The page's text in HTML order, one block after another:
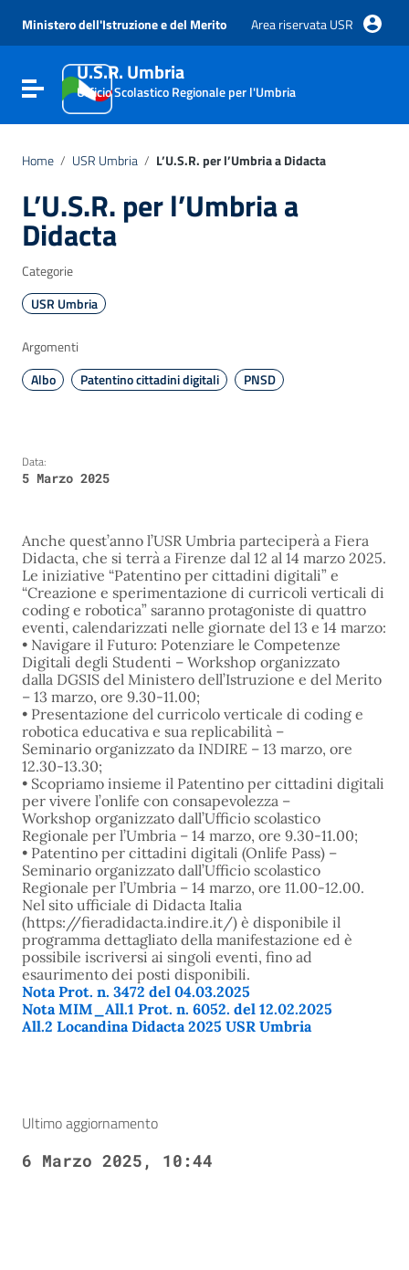
Vai al menu di navigazione
Vai al footer
Ministero dell'Istruzione e del Merito Area riservata USR
Attiva / disattiva la navigazione
U.S.R. Umbria
Ufficio Scolastico Regionale per l'Umbria
Home / USR Umbria / L’U.S.R. per l’Umbria a Didacta
L’U.S.R. per l’Umbria a
Didacta
Categorie
USR Umbria
Argomenti
Albo
Patentino cittadini digitali PNSD
Data:
5 Marzo 2025
Anche quest’anno l’USR Umbria parteciperà a Fiera
Didacta, che si terrà a Firenze dal 12 al 14 marzo 2025.
Le iniziative “Patentino per cittadini digitali” e
“Creazione e sperimentazione di curricoli verticali di
coding e robotica” saranno protagoniste di quattro
eventi, calendarizzati nelle giornate del 13 e 14 marzo:
• Navigare il Futuro: Potenziare le Competenze
Digitali degli Studenti – Workshop organizzato
dalla DGSIS del Ministero dell’Istruzione e del Merito
– 13 marzo, ore 9.30-11.00;
• Presentazione del curricolo verticale di coding e
robotica educativa e sua replicabilità –
Seminario organizzato da INDIRE – 13 marzo, ore
12.30-13.30;
• Scopriamo insieme il Patentino per cittadini digitali
per vivere l’onlife con consapevolezza –
Workshop organizzato dall’Ufficio scolastico
Regionale per l’Umbria – 14 marzo, ore 9.30-11.00;
• Patentino per cittadini digitali (Onlife Pass) –
Seminario organizzato dall’Ufficio scolastico
Regionale per l’Umbria – 14 marzo, ore 11.00-12.00.
Nel sito ufficiale di Didacta Italia
(https://fieradidacta.indire.it/) è disponibile il
programma dettagliato della manifestazione ed è
possibile iscriversi ai singoli eventi, fino ad
esaurimento dei posti disponibili.
Nota Prot. n. 3472 del 04.03.2025
Nota MIM_All.1 Prot. n. 6052. del 12.02.2025
All.2 Locandina Didacta 2025 USR Umbria
Ultimo aggiornamento
6 Marzo 2025, 10:44